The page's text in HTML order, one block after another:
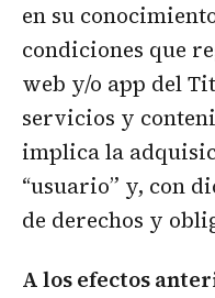
en su
condiciones que
web y/o app del
servicios y
implica la
“usuario” y, con
de derechos y
A los efectos